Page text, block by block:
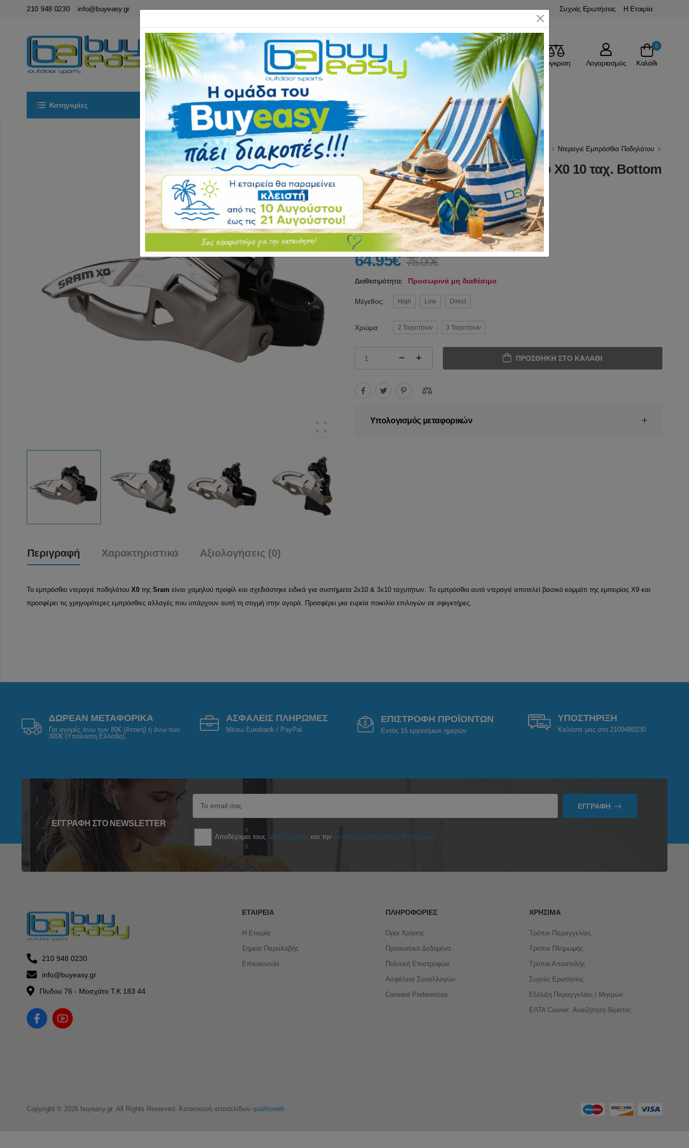
210 948 0230 info@buyeasy.gr Συχνές Ερωτήσεις Η Εταιρία
Αγαπημένα Σύγκριση Λογαριασμός
0
Καλάθι
Κατηγορίες Αρχική ΕΙΔΗ CAMPING Επικοινωνία
Αρχική ΠΟΔΗΛΑΤΑ - ΑΞΕΣΟΥΑΡ Ανταλλακτικά Ποδηλάτου Ντεραγιέ Εμπρόσθια Ποδηλάτου
Ντεραγιέ Εμπρόσθιο Ποδηλάτου X0 10 ταχ. Bottom
Sram
Αξιολόγηση: (0 Αξιολογήσεις)
Κωδικός010626
64.95€ 75.00€
Διαθεσιμότητα: Προσωρινά μη διαθέσιμο
Μέγεθος: High Low Direct
Χρώμα: 2 Ταχυτήτων 3 Ταχυτήτων
ΠΡΟΣΘΉΚΗ ΣΤΟ ΚΑΛΆΘΙ
Υπολογισμός μεταφορικών
Περιγραφή Χαρακτηριστικά Αξιολογήσεις (0)
Το εμπρόσθιο ντεραγιέ ποδηλάτου X0της Sram είναι χαμηλού προφίλ και σχεδιάστηκε ειδικά για συστήματα 2x10 & 3x10 ταχυτήτων. Το εμπρόσθιο αυτό ντεραγιέ αποτελεί βασικό κομμάτι της εμπειρίας X9 και
προσφέρει τις γρηγορότερες εμπρόσθιες αλλαγές που υπάρχουν αυτή τη στιγμή στην αγορά. Προσφέρει μια ευρεία ποικιλία επιλογών σε σφιγκτήρες.
ΔΩΡΕΑΝ ΜΕΤΑΦΟΡΙΚΑ
Για αγορές άνω των 80€ (Αττική) ή άνω των
300€ (Υπόλοιπη Ελλάδα).
ΑΣΦΑΛΕΙΣ ΠΛΗΡΩΜΕΣ
Μέσω Eurobank / PayPal
ΕΠΙΣΤΡΟΦΗ ΠΡΟΪΟΝΤΩΝ
Εντός 15 εργασίμων ημερών
ΥΠΟΣΤΗΡΙΞΗ
Καλέστε μας στο 2109480230
ΕΓΓΡΑΦΉ ΣΤΟ NEWSLETTER
ΕΓΓΡΑΦΉ
Αποδέχομαι τουςόρους χρήσης και τηνπολιτική προσωπικών δεδομένων
210 948 0230
info@buyeasy.gr
Πίνδου 76 - Μοσχάτο Τ.Κ 183 44
ΕΤΑΙΡΕΊΑ
Η Εταιρία
Σημεία Παραλαβής
Επικοινωνία
ΠΛΗΡΟΦΟΡΊΕΣ
Όροι Χρήσης
Προσωπικά Δεδομένα
Πολιτική Επιστροφών
Ασφάλεια Συναλλαγών
Consent Preferences
ΧΡΉΣΙΜΑ
Τρόποι Παραγγελίας
Τρόποι Πληρωμής
Τρόποι Αποστολής
Συχνές Ερωτήσεις
Εξέλιξη Παραγγελίας / Μητρώο
ΕΛΤΑ Courier: Αναζήτηση δέματος
Copyright © 2026 buyeasy.gr. All Rights Reserved. Κατασκευή ιστοσελίδων qualityweb
Close